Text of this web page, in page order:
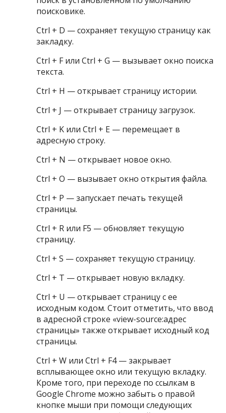
поисковике.
Ctrl + D — сохраняет текущую страницу как
закладку.
Ctrl + F или Ctrl + G — вызывает окно поиска
текста.
Ctrl + H — открывает страницу истории.
Ctrl + J — открывает страницу загрузок.
Ctrl + K или Ctrl + E — перемещает в
адресную строку.
Ctrl + N — открывает новое окно.
Ctrl + O — вызывает окно открытия файла.
Ctrl + P — запускает печать текущей
страницы.
Ctrl + R или F5 — обновляет текущую
страницу.
Ctrl + S — сохраняет текущую страницу.
Ctrl + T — открывает новую вкладку.
Ctrl + U — открывает страницу с ее
исходным кодом. Стоит отметить, что ввод
в адресной строке «view-source:адрес
страницы» также открывает исходный код
страницы.
Ctrl + W или Ctrl + F4 — закрывает
всплывающее окно или текущую вкладку.
Кроме того, при переходе по ссылкам в
Google Chrome можно забыть о правой
кнопке мыши при помощи следующих